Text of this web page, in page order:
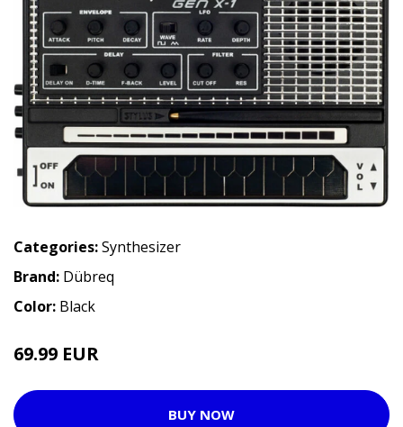
Categories:Synthesizer
Brand: Dübreq
Color: Black
69.99 EUR
BUY NOW